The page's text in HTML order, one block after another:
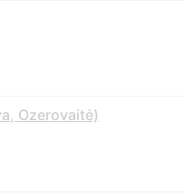
Ozerovaitė)